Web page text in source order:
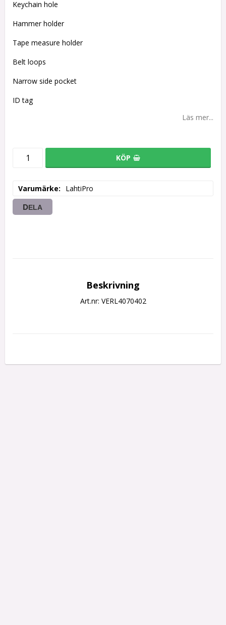
Keychain hole
Hammer holder
Tape measure holder
Belt loops
Narrow side pocket
ID tag
Läs mer...
KÖP
Varumärke LahtiPro
DELA
Beskrivning
Art.nr: VERL4070402